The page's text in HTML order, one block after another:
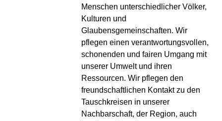
Menschen unterschiedlicher Völker,
Kulturen und
Glaubensgemeinschaften. Wir
pflegen einen verantwortungsvollen,
schonenden und fairen Umgang mit
unserer Umwelt und ihren
Ressourcen. Wir pflegen den
freundschaftlichen Kontakt zu den
Tauschkreisen in unserer
Nachbarschaft, der Region, auch